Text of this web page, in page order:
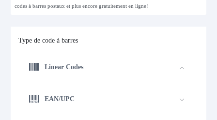
codes à barres postaux et plus encore gratuitement en ligne!
Type de code à barres
Linear Codes
EAN/UPC